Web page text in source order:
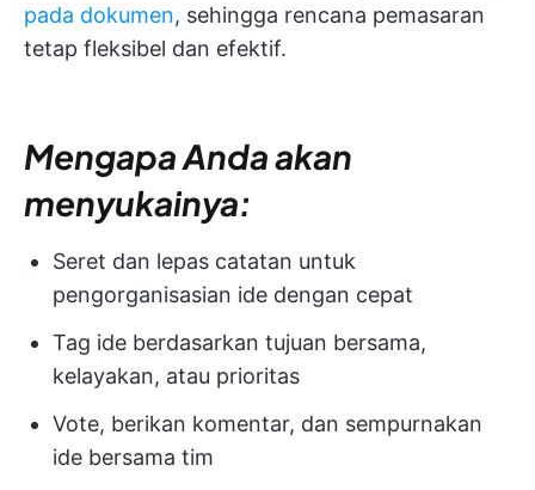
pada dokumen, sehingga rencana pemasaran
tetap fleksibel dan efektif.
Mengapa Anda akan
menyukainya:
Seret dan lepas catatan untuk
pengorganisasian ide dengan cepat
Tag ide berdasarkan tujuan bersama,
kelayakan, atau prioritas
Vote, berikan komentar, dan sempurnakan
ide bersama tim